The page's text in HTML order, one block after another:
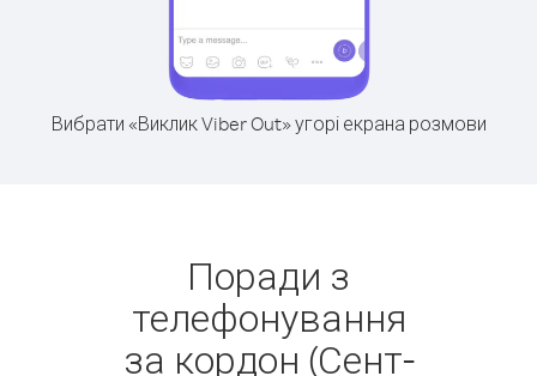
Вибрати «Виклик Viber Out» угорі екрана розмови
Поради з
телефонування
за кордон (Сент-